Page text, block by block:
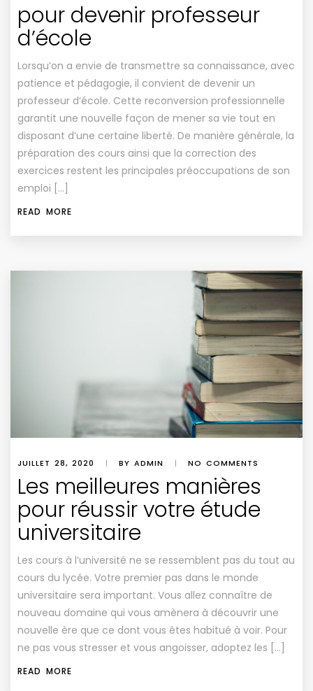
pour devenir professeur
d’école
Lorsqu’on a envie de transmettre sa connaissance, avec
patience et pédagogie, il convient de devenir un
professeur d’école. Cette reconversion professionnelle
garantit une nouvelle façon de mener sa vie tout en
disposant d’une certaine liberté. De manière générale, la
préparation des cours ainsi que la correction des
exercices restent les principales préoccupations de son
emploi […]
READ MORE
JUILLET 28, 2020 | BY ADMIN | NO COMMENTS
Les meilleures manières
pour réussir votre étude
universitaire
Les cours à l’université ne se ressemblent pas du tout au
cours du lycée. Votre premier pas dans le monde
universitaire sera important. Vous allez connaître de
nouveau domaine qui vous amènera à découvrir une
nouvelle ère que ce dont vous êtes habitué à voir. Pour
ne pas vous stresser et vous angoisser, adoptez les […]
READ MORE